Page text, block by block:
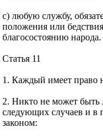
с) любую службу,
положения или
благосостоянию народа.
Статья 11
1. Каждый имеет право
2. Никто не может
следующих случаев и в
законом: